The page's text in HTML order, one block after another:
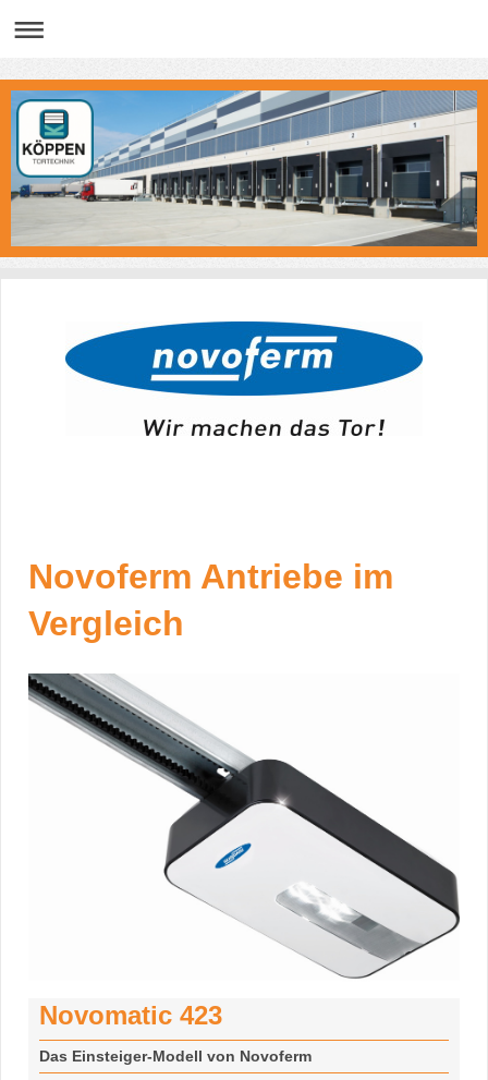
Novoferm Antriebe im
Vergleich
Novomatic 423
Das Einsteiger-Modell von Novoferm